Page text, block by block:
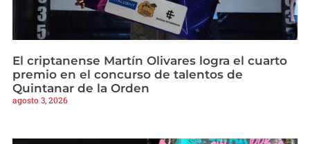
El criptanense Martín Olivares logra el cuarto
premio en el concurso de talentos de
Quintanar de la Orden
agosto 3, 2026